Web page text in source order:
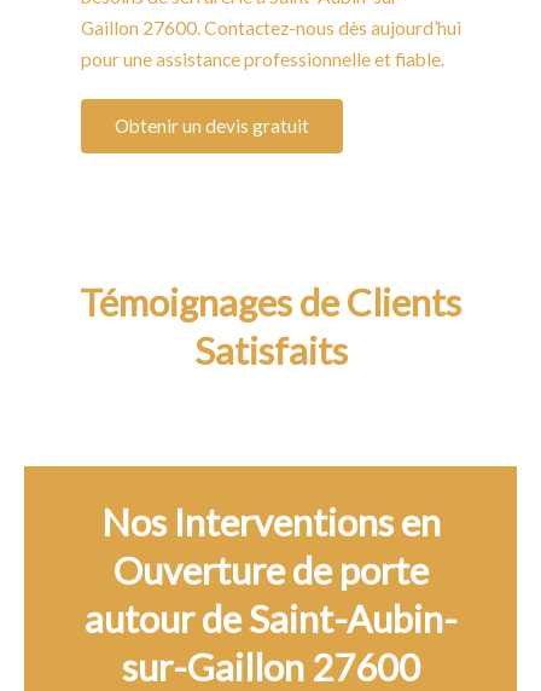
Gaillon 27600. Contactez-nous dès aujourd’hui
pour une assistance professionnelle et fiable.
Obtenir un devis gratuit
Témoignages de Clients
Satisfaits
Nos Interventions en
Ouverture de porte
autour de Saint-Aubin-
sur-Gaillon 27600